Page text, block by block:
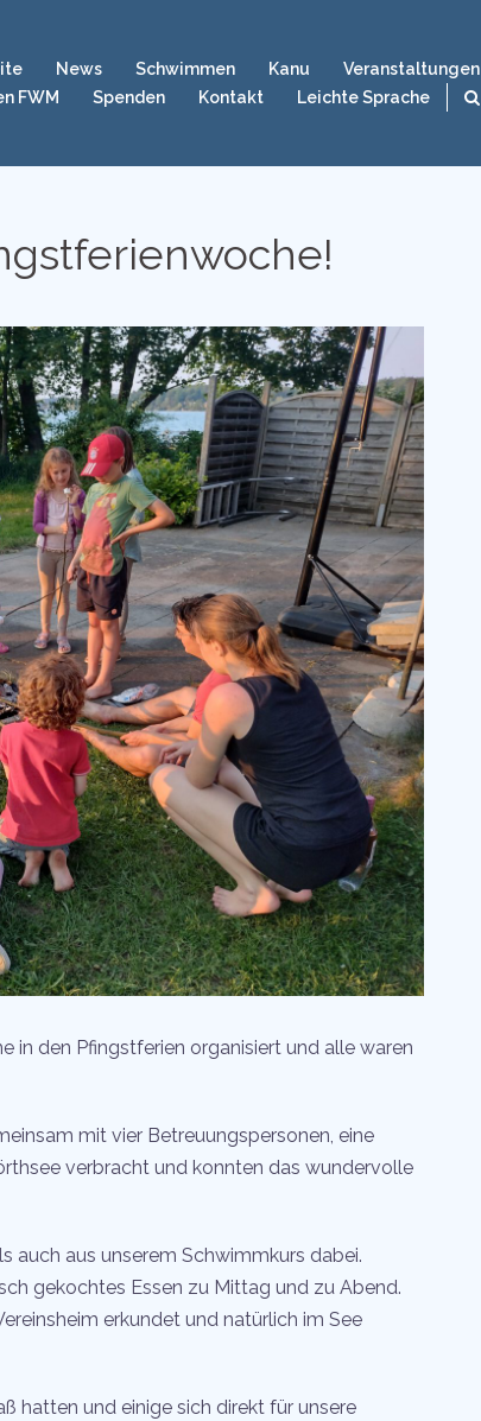
News Schwimmen Kanu Veranstaltungen
FWM
Spenden Kontakt Leichte Sprache
in den Pfingstferien organisiert und alle waren
mit vier Betreuungspersonen, eine
verbracht und konnten das wundervolle
auch aus unserem Schwimmkurs dabei.
gekochtes Essen zu Mittag und zu Abend.
erkundet und natürlich im See
hatten und einige sich direkt für unsere